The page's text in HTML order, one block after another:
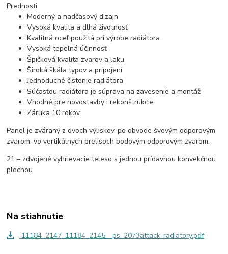
Prednosti
Moderný a nadčasový dizajn
Vysoká kvalita a dlhá životnosť
Kvalitná oceľ použitá pri výrobe radiátora
Vysoká tepelná účinnosť
Špičková kvalita zvarov a laku
Široká škála typov a pripojení
Jednoduché čistenie radiátora
Súčasťou radiátora je súprava na zavesenie a montáž
Vhodné pre novostavby i rekonštrukcie
Záruka 10 rokov
Panel je zváraný z dvoch výliskov, po obvode švovým odporovým
zvarom, vo vertikálnych prelisoch bodovým odporovým zvarom.
21 – zdvojené vyhrievacie teleso s jednou prídavnou konvekčnou
plochou
Na stiahnutie
11184_2147_11184_2145__ps_2073attack-radiatory.pdf